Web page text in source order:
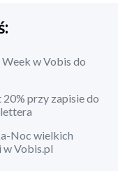
w Vobis do
20% przy zapisie do
Noc wielkich
w Vobis.pl